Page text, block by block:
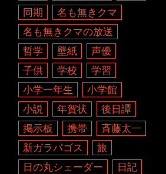
同期
名も無きクマ
名も無きクマの放送
哲学
壁紙
声優
子供
学校
学習
小学一年生
小学館
小説
年賀状
後日譚
掲示板
携帯
斉藤太一
新ガラパゴス
旅
日の丸シェーダー
日記